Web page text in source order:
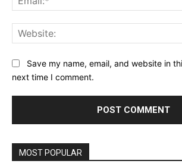
Save my name, email, and website in
next time I comment.
MOST POPULAR